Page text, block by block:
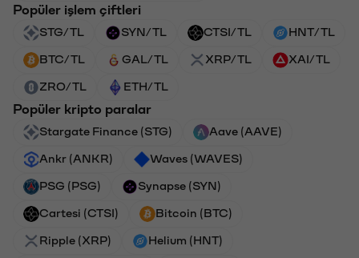
Popüler işlem çiftleri
STG/TL SYN/TL CTSI/TL HNT/TL
BTC/TL GAL/TL XRP/TL XAI/TL
ZRO/TL ETH/TL
Popüler kripto paralar
Stargate Finance (STG) Aave (AAVE)
Ankr (ANKR) Waves (WAVES)
PSG (PSG) Synapse (SYN)
Cartesi (CTSI) Bitcoin (BTC)
Ripple (XRP) Helium (HNT)